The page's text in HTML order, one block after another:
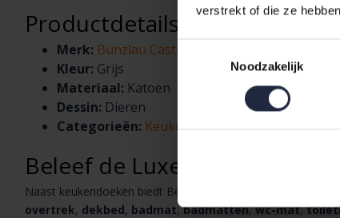
verstrekt of die ze
Noodzakelijk
Productdetails en
Merk: Bunzlau Castle
Kleur: Grijs
Materiaal: Katoen
Dessin: Dieren
Categorieën: Keukendoeken,
Beleef de Luxe van Bunzlau
Naast keukendoeken biedt Bedshop een uitgebreid
overtrek, dekbed, badmat,badmatten,wc-mat,